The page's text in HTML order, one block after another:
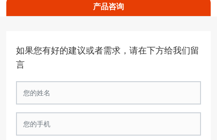
产品咨询
如果您有好的建议或者需求，请在下方给我们留
言